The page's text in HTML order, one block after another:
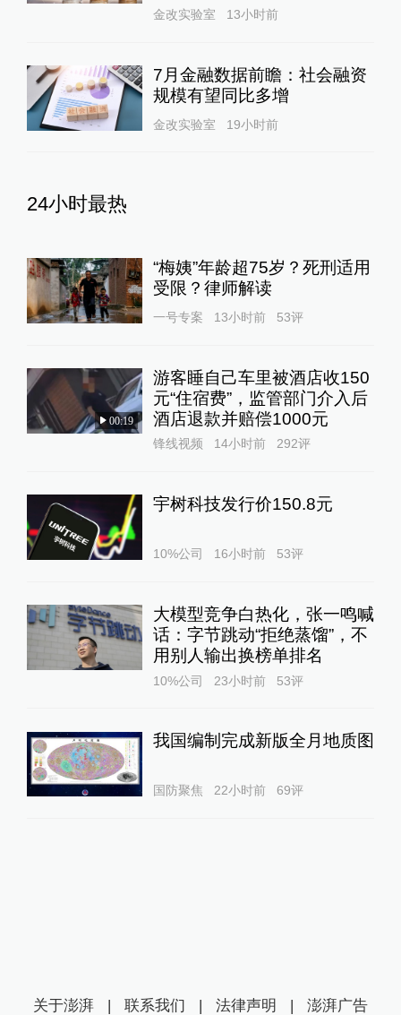
金改实验室 13小时前
7月金融数据前瞻：社会融资
规模有望同比多增
金改实验室 19小时前
24小时最热
“梅姨”年龄超75岁？死刑适用
受限？律师解读
一号专案 13小时前 53评
00:19
游客睡自己车里被酒店收150
元“住宿费”，监管部门介入后
酒店退款并赔偿1000元
锋线视频 14小时前 292评
宇树科技发行价150.8元
10%公司 16小时前 53评
大模型竞争白热化，张一鸣喊
话：字节跳动“拒绝蒸馏”，不
用别人输出换榜单排名
10%公司 23小时前 53评
我国编制完成新版全月地质图
国防聚焦 22小时前 69评
关于澎湃 | 联系我们 | 法律声明 | 澎湃广告